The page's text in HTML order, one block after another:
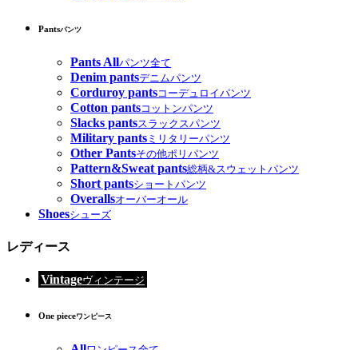
Pantsパンツ
Pants Allパンツ全て
Denim pantsデニムパンツ
Corduroy pantsコーデュロイパンツ
Cotton pantsコットンパンツ
Slacks pantsスラックスパンツ
Military pants ミリタリーパンツ
Other Pantsその他ポリパンツ
Pattern&Sweat pants総柄&スウェットパンツ
Short pantsショートパンツ
Overallsオーバーオール
Shoesシューズ
レディース
Vintageヴィンテージ
One pieceワンピース